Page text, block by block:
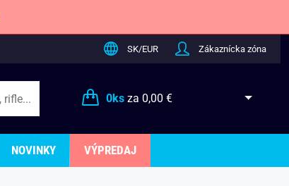
SK/EUR Zákaznícka zóna
0ksza 0,00 €
NOVINKY VÝPREDAJ